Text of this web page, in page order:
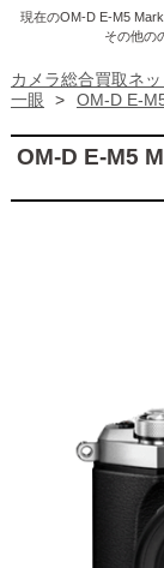
現在のOM-D E-M5
その他の
カメラ総合買取ネッ
一眼
> OM-D E-
OM-D E-M5